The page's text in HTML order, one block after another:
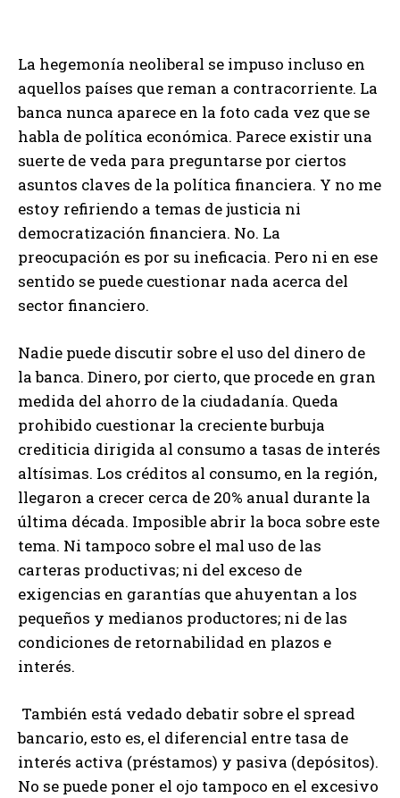
La hegemonía neoliberal se impuso incluso en
aquellos países que reman a contracorriente. La
banca nunca aparece en la foto cada vez que se
habla de política económica. Parece existir una
suerte de veda para preguntarse por ciertos
asuntos claves de la política financiera. Y no me
estoy refiriendo a temas de justicia ni
democratización financiera. No. La
preocupación es por su ineficacia. Pero ni en ese
sentido se puede cuestionar nada acerca del
sector financiero.
Nadie puede discutir sobre el uso del dinero de
la banca. Dinero, por cierto, que procede en gran
medida del ahorro de la ciudadanía. Queda
prohibido cuestionar la creciente burbuja
crediticia dirigida al consumo a tasas de interés
altísimas. Los créditos al consumo, en la región,
llegaron a crecer cerca de 20% anual durante la
última década. Imposible abrir la boca sobre este
tema. Ni tampoco sobre el mal uso de las
carteras productivas; ni del exceso de
exigencias en garantías que ahuyentan a los
pequeños y medianos productores; ni de las
condiciones de retornabilidad en plazos e
interés.
También está vedado debatir sobre el spread
bancario, esto es, el diferencial entre tasa de
interés activa (préstamos) y pasiva (depósitos).
No se puede poner el ojo tampoco en el excesivo